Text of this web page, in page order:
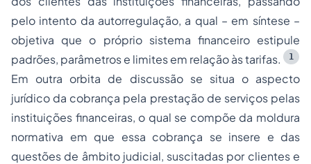
pelo intento da autorregulação, a qual – em síntese –
objetiva que o próprio sistema financeiro estipule
padrões, parâmetros e limites em relação às tarifas.
1
Em outra orbita de discussão se situa o aspecto
jurídico da cobrança pela prestação de serviços pelas
instituições financeiras, o qual se compõe da moldura
normativa em que essa cobrança se insere e das
questões de âmbito judicial, suscitadas por clientes e